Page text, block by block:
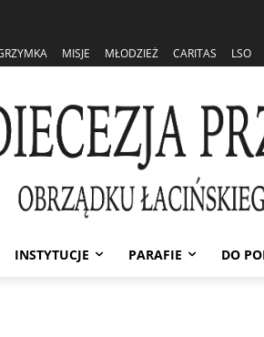
MISJE MŁODZIEŻ CARITAS LSO
INSTYTUCJE PARAFIE DO